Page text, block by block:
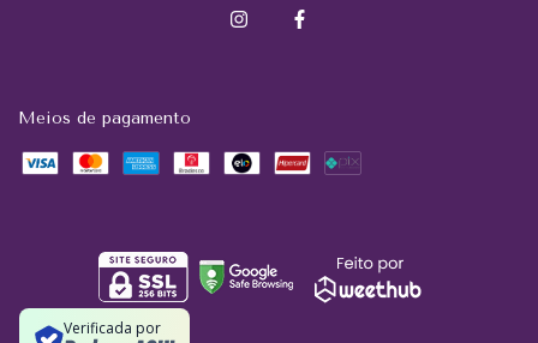
Meios de pagamento
Verificada por